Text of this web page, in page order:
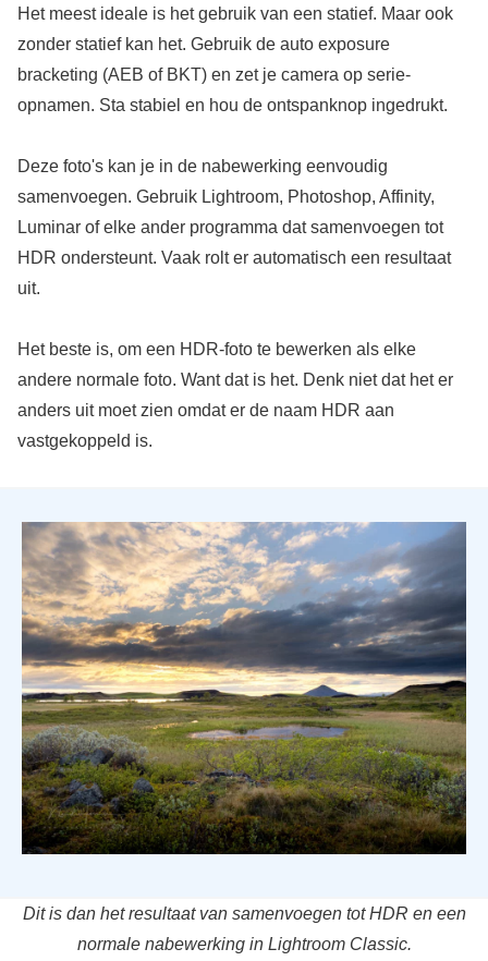
Het meest ideale is het gebruik van een statief. Maar ook
zonder statief kan het. Gebruik de auto exposure
bracketing (AEB of BKT) en zet je camera op serie-
opnamen. Sta stabiel en hou de ontspanknop ingedrukt.
Deze foto's kan je in de nabewerking eenvoudig
samenvoegen. Gebruik Lightroom, Photoshop, Affinity,
Luminar of elke ander programma dat samenvoegen tot
HDR ondersteunt. Vaak rolt er automatisch een resultaat
uit.
Het beste is, om een HDR-foto te bewerken als elke
andere normale foto. Want dat is het. Denk niet dat het er
anders uit moet zien omdat er de naam HDR aan
vastgekoppeld is.
Dit is dan het resultaat van samenvoegen tot HDR en een
normale nabewerking in Lightroom Classic.